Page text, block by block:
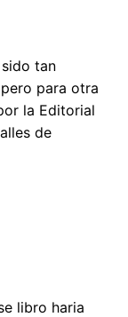
tan
para otra
la Editorial
de
libro haria